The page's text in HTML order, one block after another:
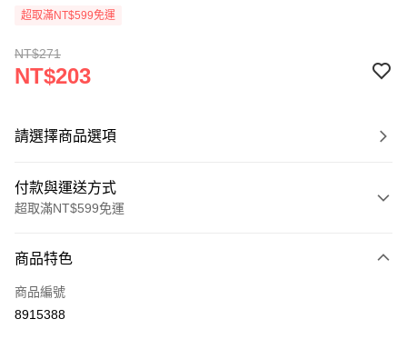
超取滿NT$599免運
NT$271
NT$203
請選擇商品選項
付款與運送方式
超取滿NT$599免運
信用卡一次付款
超商取貨付款
商品特色
商品編號
8915388